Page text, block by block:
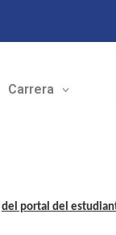
Carrera
del portal del